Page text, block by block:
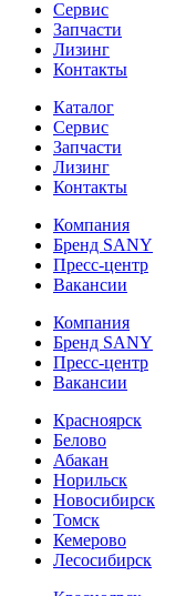
Сервис
Запчасти
Лизинг
Контакты
Каталог
Сервис
Запчасти
Лизинг
Контакты
Компания
Бренд SANY
Пресс-центр
Вакансии
Компания
Бренд SANY
Пресс-центр
Вакансии
Красноярск
Белово
Абакан
Норильск
Новосибирск
Томск
Кемерово
Лесосибирск